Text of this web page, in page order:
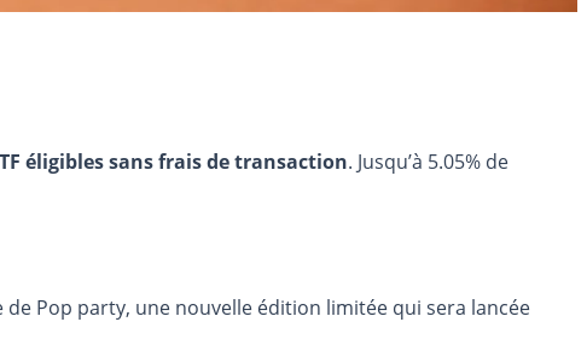
éligibles sans frais de transaction. Jusqu’à 5.05% de
de Pop party, une nouvelle édition limitée qui sera lancée